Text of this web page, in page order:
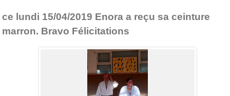
ce lundi 15/04/2019 Enora a reçu sa ceinture
marron. Bravo Félicitations